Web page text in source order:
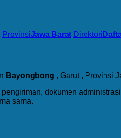
ProvinsiJawa Barat Direktori
Bayongbong , Garut , Provinsi
dokumen
sama.